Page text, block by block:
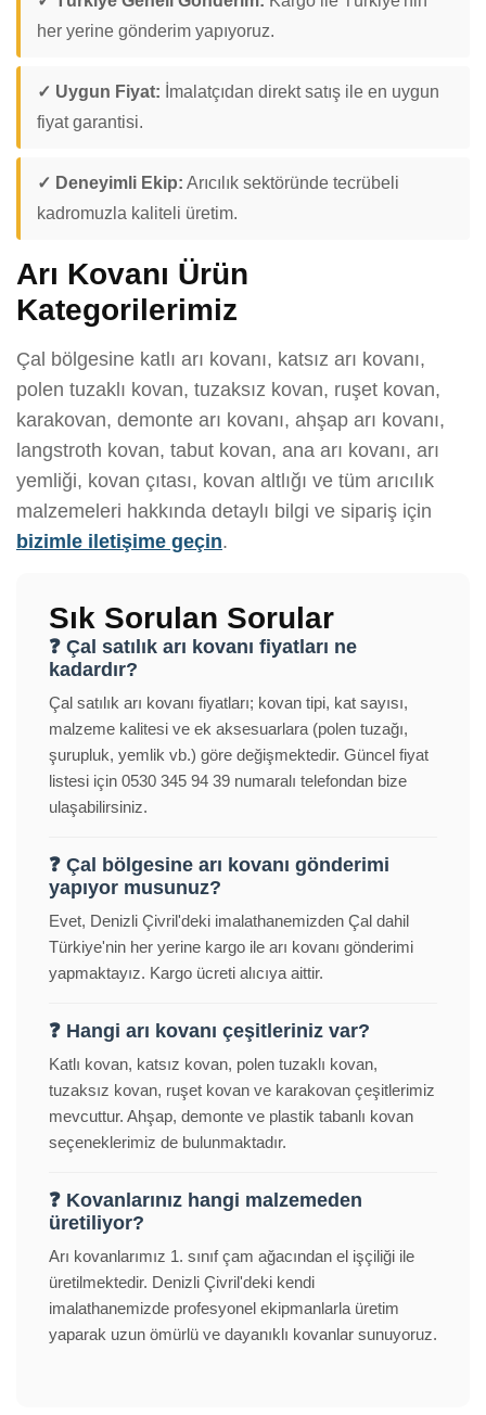
her yerine gönderim yapıyoruz.
✓ Uygun Fiyat: İmalatçıdan direkt satış ile en uygun
fiyat garantisi.
✓ Deneyimli Ekip: Arıcılık sektöründe tecrübeli
kadromuzla kaliteli üretim.
Arı Kovanı Ürün
Kategorilerimiz
Çal bölgesine katlı arı kovanı, katsız arı kovanı,
polen tuzaklı kovan, tuzaksız kovan, ruşet kovan,
karakovan, demonte arı kovanı, ahşap arı kovanı,
langstroth kovan, tabut kovan, ana arı kovanı, arı
yemliği, kovan çıtası, kovan altlığı ve tüm arıcılık
malzemeleri hakkında detaylı bilgi ve sipariş için
bizimle iletişime geçin.
Sık Sorulan Sorular
❓ Çal satılık arı kovanı fiyatları ne
kadardır?
Çal satılık arı kovanı fiyatları; kovan tipi, kat sayısı,
malzeme kalitesi ve ek aksesuarlara (polen tuzağı,
şurupluk, yemlik vb.) göre değişmektedir. Güncel fiyat
listesi için 0530 345 94 39 numaralı telefondan bize
ulaşabilirsiniz.
❓ Çal bölgesine arı kovanı gönderimi
yapıyor musunuz?
Evet, Denizli Çivril'deki imalathanemizden Çal dahil
Türkiye'nin her yerine kargo ile arı kovanı gönderimi
yapmaktayız. Kargo ücreti alıcıya aittir.
❓ Hangi arı kovanı çeşitleriniz var?
Katlı kovan, katsız kovan, polen tuzaklı kovan,
tuzaksız kovan, ruşet kovan ve karakovan çeşitlerimiz
mevcuttur. Ahşap, demonte ve plastik tabanlı kovan
seçeneklerimiz de bulunmaktadır.
❓ Kovanlarınız hangi malzemeden
üretiliyor?
Arı kovanlarımız 1. sınıf çam ağacından el işçiliği ile
üretilmektedir. Denizli Çivril'deki kendi
imalathanemizde profesyonel ekipmanlarla üretim
yaparak uzun ömürlü ve dayanıklı kovanlar sunuyoruz.